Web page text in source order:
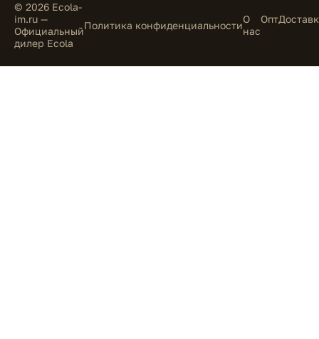
© 2026 Ecola-
im.ru —
Официальный
дилер Ecola
Политика конфиденциальностиО
нас
Опт